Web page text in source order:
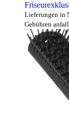
Lieferungen in
Gebühren